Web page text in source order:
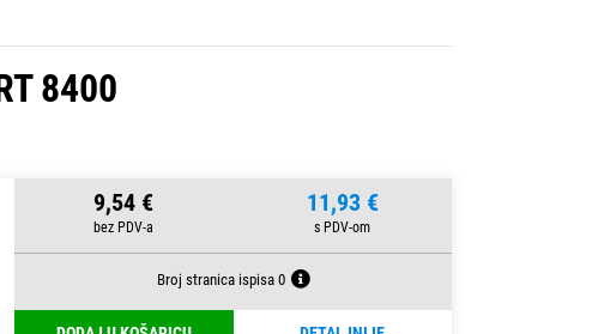
8400
9,54 € 11,93 €
Broj stranica ispisa 0